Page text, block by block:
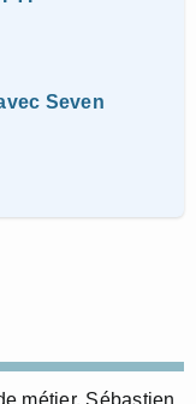
Seven